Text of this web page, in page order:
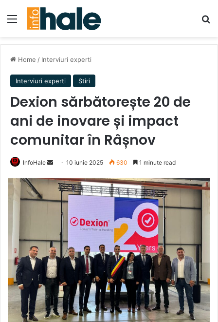
Menu
Home / Interviuri experti
Interviuri experti Stiri
Dexion sărbătorește 20 de
ani de inovare și impact
comunitar în Râșnov
InfoHale
Send
email
10 iunie 2025 630 1 minute read